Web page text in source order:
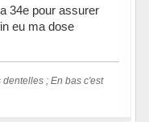
34e pour assurer
eu ma dose
; En bas c'est